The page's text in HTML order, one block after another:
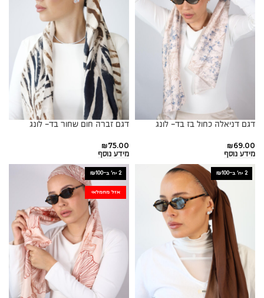
דגם דניאלה כחול בז בד- לונג
₪69.00
מידע נוסף
דגם זברה חום שחור בד- לונג
₪75.00
מידע נוסף
2 יח׳ ב-₪100 2 יח׳ ב-₪100
אזל מהמלאי